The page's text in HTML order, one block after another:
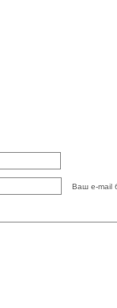
Ваш e-mail